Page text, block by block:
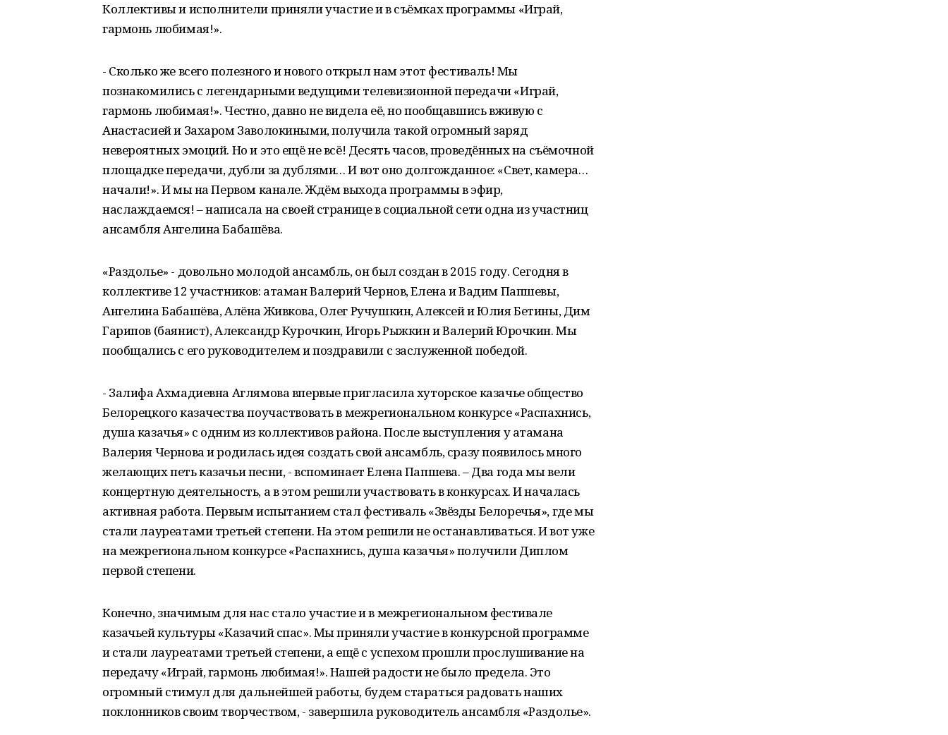
Коллективы и исполнители приняли участие и в съёмках программы «Играй,
гармонь любимая!».
- Сколько же всего полезного и нового открыл нам этот фестиваль! Мы
познакомились с легендарными ведущими телевизионной передачи «Играй,
гармонь любимая!». Честно, давно не видела её, но пообщавшись вживую с
Анастасией и Захаром Заволокиными, получила такой огромный заряд
невероятных эмоций. Но и это ещё не всё! Десять часов, проведённых на съёмочной
площадке передачи, дубли за дублями… И вот оно долгожданное: «Свет, камера…
начали!». И мы на Первом канале. Ждём выхода программы в эфир,
наслаждаемся! – написала на своей странице в социальной сети одна из участниц
ансамбля Ангелина Бабашёва.
«Раздолье» - довольно молодой ансамбль, он был создан в 2015 году. Сегодня в
коллективе 12 участников: атаман Валерий Чернов, Елена и Вадим Папшевы,
Ангелина Бабашёва, Алёна Живкова, Олег Ручушкин, Алексей и Юлия Бетины, Дим
Гарипов (баянист), Александр Курочкин, Игорь Рыжкин и Валерий Юрочкин. Мы
пообщались с его руководителем и поздравили с заслуженной победой.
- Залифа Ахмадиевна Аглямова впервые пригласила хуторское казачье общество
Белорецкого казачества поучаствовать в межрегиональном конкурсе «Распахнись,
душа казачья» с одним из коллективов района. После выступления у атамана
Валерия Чернова и родилась идея создать свой ансамбль, сразу появилось много
желающих петь казачьи песни, - вспоминает Елена Папшева. – Два года мы вели
концертную деятельность, а в этом решили участвовать в конкурсах. И началась
активная работа. Первым испытанием стал фестиваль «Звёзды Белоречья», где мы
стали лауреатами третьей степени. На этом решили не останавливаться. И вот уже
на межрегиональном конкурсе «Распахнись, душа казачья» получили Диплом
первой степени.
Конечно, значимым для нас стало участие и в межрегиональном фестивале
казачьей культуры «Казачий спас». Мы приняли участие в конкурсной программе
и стали лауреатами третьей степени, а ещё с успехом прошли прослушивание на
передачу «Играй, гармонь любимая!». Нашей радости не было предела. Это
огромный стимул для дальнейшей работы, будем стараться радовать наших
поклонников своим творчеством, - завершила руководитель ансамбля «Раздолье».